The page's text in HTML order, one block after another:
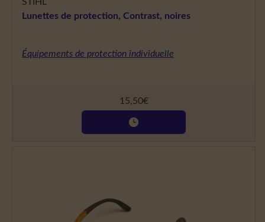
STIHL
Lunettes de protection, Contrast, noires
Équipements de protection individuelle
15,50€